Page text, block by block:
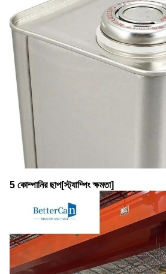
5 কোম্পানির ছাপ[স্ট্যাম্পিং ক্ষমতা]